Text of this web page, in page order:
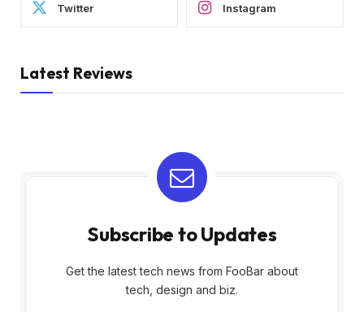
Twitter Instagram
Latest Reviews
Subscribe to Updates
Get the latest tech news from FooBar about
tech, design and biz.